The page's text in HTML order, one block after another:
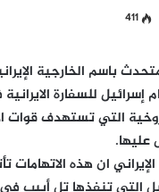
411
باسم الخارجية
إسرائيل للسفارة
التي تستهدف قوات
عليها.
ان هذه